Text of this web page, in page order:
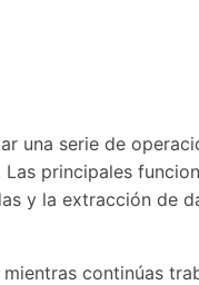
una serie de
principales
y la extracción de
continúas